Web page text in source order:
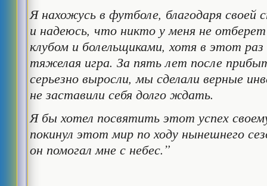
Я нахожусь в футболе, благодаря
и надеюсь, что никто у меня не
клубом и болельщиками, хотя в этот
тяжелая игра. За пять лет после
серьезно выросли, мы сделали верные
не заставили себя долго ждать.
Я бы хотел посвятить этот успех
покинул этот мир по ходу нынешнего
он помогал мне с небес.”